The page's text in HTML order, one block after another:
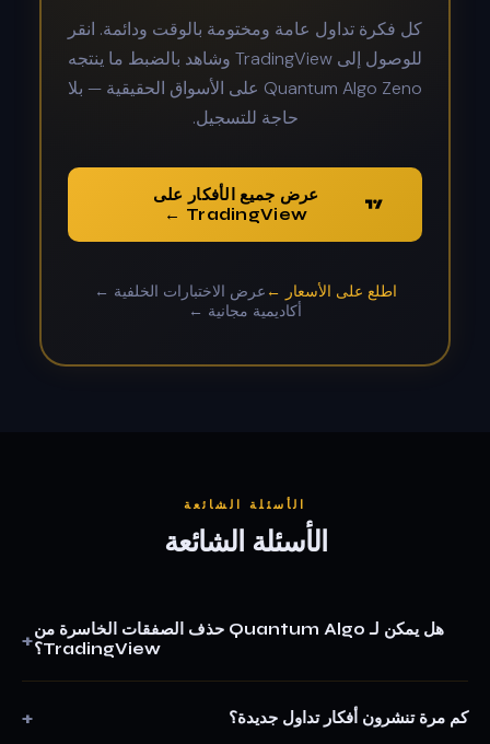
كل فكرة تداول عامة ومختومة بالوقت ودائمة. انقر
للوصول إلى TradingView وشاهد بالضبط ما ينتجه
Quantum Algo Zeno على الأسواق الحقيقية — بلا
حاجة للتسجيل.
عرض جميع الأفكار على
TradingView ←
اطلع على الأسعار ← عرض الاختبارات الخلفية ←
أكاديمية مجانية ←
الأسئلة الشائعة
الأسئلة الشائعة
هل يمكن لـ Quantum Algo حذف الصفقات الخاسرة من
TradingView؟
من التلاعب بالتحديد. كل صفقة ننشرها — ربح أو خسارة — تبقى في
كم مرة تنشرون أفكار تداول جديدة؟